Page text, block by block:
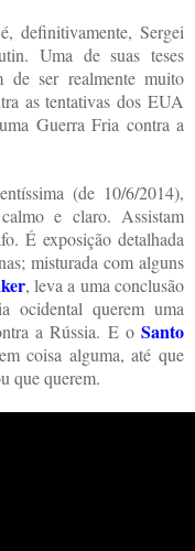
definitivamente, Sergei
Uma de suas teses
de ser realmente muito
as tentativas dos EUA
Guerra Fria contra a
(de 10/6/2014),
e claro. Assistam
É exposição detalhada
misturada com alguns
, leva a uma conclusão
ocidental querem uma
a Rússia. E o Santo
coisa alguma, até que
que querem.